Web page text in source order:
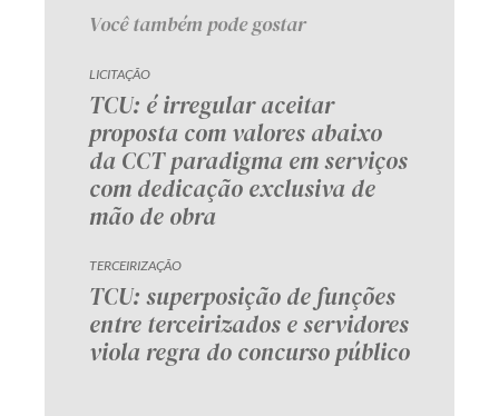
Você também pode gostar
LICITAÇÃO
TCU: é irregular aceitar
proposta com valores abaixo
da CCT paradigma em serviços
com dedicação exclusiva de
mão de obra
TERCEIRIZAÇÃO
TCU: superposição de funções
entre terceirizados e servidores
viola regra do concurso público